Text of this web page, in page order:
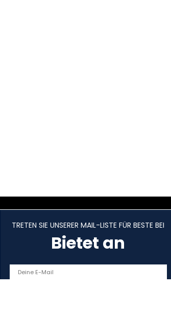
TRETEN SIE UNSERER MAIL-LISTE FÜR BESTE BEI
Bietet an